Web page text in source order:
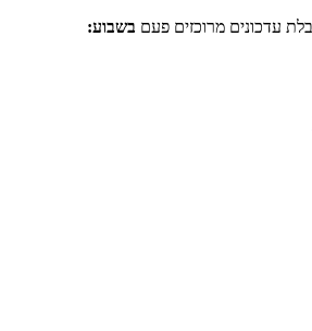
עדכונים מרוכזים פעם בשבוע: